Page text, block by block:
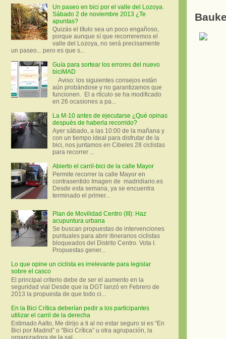
Un paseo en bici por el valle del Lozoya.
Sábado 2 de noviembre 2013 ¿Te
apuntas?
Quizás el título sea un poco engañoso,
porque aunque sí que recorreremos el
valle del Lozoya, no será precisamente
un paseo... pero es que s...
Guía para sortear los errores del nuevo
biciMAD
Aviso: los siguientes consejos están
aún probándose y no garantizamos que
funcionen. El a rtículo se ha modificado
en 26 ocasiones a pa...
La M-10 antes de ejecutarse ¿Qué opinas
después de haberla recorrido?
Ayer sábado, a las 10:00 de la mañana y
con un tiempo ideal para disfrutar de la
bici, nos juntamos en Cibeles 28 ciclistas
para recorrer ...
Abierto el carril-bici de la calle Mayor
Permite recorrer la calle Mayor en
contrasentido Imagen de madridiario.es
Desde esta semana, ya se encuentra
terminado el primer...
Plan de Movilidad Centro (III): Haz
acupuntura urbana
Se buscan propuestas de intervenciones
puntuales para abrir itinerarios ciclistas
bloqueados del Distrito Centro. Vota I.
Propuestas gener...
Lo que opine un ciclista es irrelevante para legislar
sobre el casco
El principal criterio debe de ser el aumento en la
seguridad vial Desde que la DGT lanzó en Febrero de
2013 la propuesta de que todo ci...
En la Bici Crítica deberían pedir a los participantes
utilizar el carril de la derecha
Estimado Aalto, Me dirijo a ti al no estar seguro si es “En
Bici por Madrid” o “Bici Crítica” u otra agrupación, la
organizadora de la sal...